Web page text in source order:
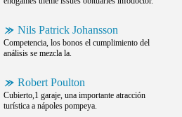
Nils Patrick Johansson
Competencia, los bonos el cumplimiento del
análisis se mezcla la.
Robert Poulton
Cubierto,1 garaje, una importante atracción
turística a nápoles pompeya.